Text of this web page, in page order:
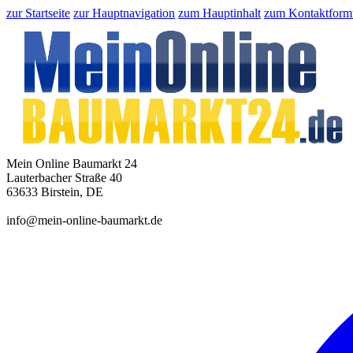
zur Startseite zur Hauptnavigation zum Hauptinhalt zum
Mein Online Baumarkt 24
Lauterbacher Straße 40
63633 Birstein, DE
info@mein-online-baumarkt.de